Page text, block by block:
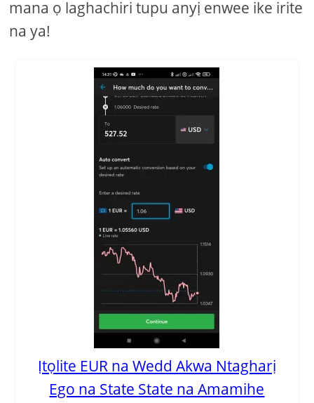
mana ọ laghachiri tupu anyị enwee ike irite
na ya!
Ịtọlite ​​EUR na Wedd Akwa Ntagharị
Ego na State State na Amamihe